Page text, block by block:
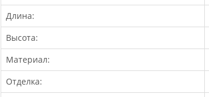
Длина:
Высота:
Материал:
Отделка: